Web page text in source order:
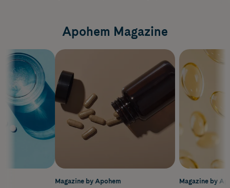
Apohem Magazine
Magazine by
Magazine by Apohem